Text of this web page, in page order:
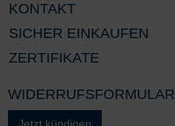
KONTAKT
SICHER EINKAUFEN
ZERTIFIKATE
WIDERRUFSFORMULAR